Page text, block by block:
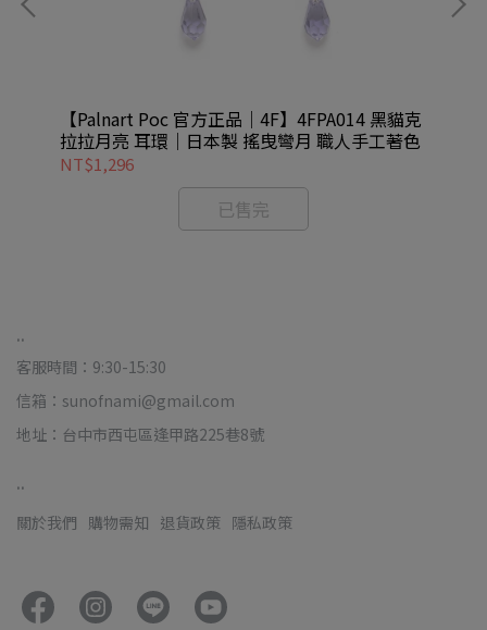
【Palnart Poc 官方正品｜4F】4FPA014 黑貓克
拉拉月亮 耳環｜日本製 搖曳彎月 職人手工著色
NT$1,296
已售完
..
客服時間：9:30-15:30
信箱：sunofnami@gmail.com
地址：台中市西屯區逢甲路225巷8號
..
關於我們 購物需知 退貨政策 隱私政策